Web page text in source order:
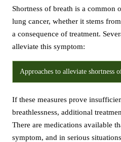
Shortness of breath is a
lung cancer, whether it stems
a consequence of treatment.
alleviate this symptom:
Approaches to alleviate shortness
If these measures prove
breathlessness, additional
There are medications available
symptom, and in serious